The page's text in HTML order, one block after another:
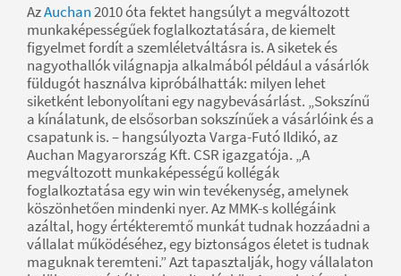
AzAuchan2010 óta fektet hangsúlyt a megváltozott
munkaképességűek foglalkoztatására, de kiemelt
figyelmet fordít a szemléletváltásra is. A siketek és
nagyothallók világnapja alkalmából például a vásárlók
füldugót használva kipróbálhatták: milyen lehet
siketként lebonyolítani egy nagybevásárlást. „Sokszínű
a kínálatunk, de elsősorban sokszínűek a vásárlóink és a
csapatunk is. – hangsúlyozta Varga-Futó Ildikó, az
Auchan Magyarország Kft. CSR igazgatója. „A
megváltozott munkaképességű kollégák
foglalkoztatása egy win win tevékenység, amelynek
köszönhetően mindenki nyer. Az MMK-s kollégáink
azáltal, hogy értékteremtő munkát tudnak hozzáadni a
vállalat működéséhez, egy biztonságos életet is tudnak
maguknak teremteni.” Azt tapasztalják, hogy vállalaton